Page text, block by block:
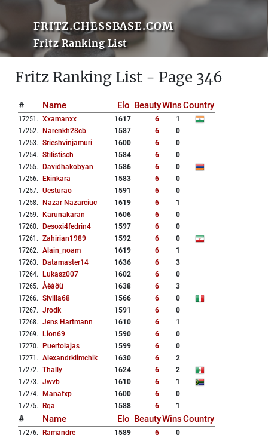
FRITZ.CHESSBASE.COM
Fritz Ranking List
Fritz Ranking List - Page 346
# Name Elo BeautyWinsCountry
17251 . Xxamanxx 1617 6
1
17252. Narenkh28cb 1587 6
0
17253. Srieshvinjamuri 1600 6
0
17254. Stilistisch 1584 6
0
17255. Davidhakobyan 1586 6
0
17256. Ekinkara 1583 6
0
17257. Uesturao 1591 6
0
17258. Nazar Nazarciuc 1619 6
1
17259. Karunakaran 1606 6
0
17260. Desoxi4fedrin4 1597 6
0
17261 . Zahirian1989 1592 6
0
17262. Alain_noam 1619 6
1
17263. Datamaster14 1636 6
3
17264. Lukasz007 1602 6
0
17265. Àêàðü 1638 6
3
17266. Sivilla68 1566 6
0
17267. Jrodk 1591 6
0
17268. Jens Hartmann 1610 6
1
17269. Lion69 1590 6
0
17270. Puertolajas 1599 6
0
17271 . Alexandrklimchik 1630 6
2
17272. Thally 1624 6
2
17273. Jwvb 1610 6
1
17274. Manafxp 1600 6
0
17275. Rqa 1588 6 1
# Name Elo BeautyWinsCountry
17276. Ramandre 1589 6
0